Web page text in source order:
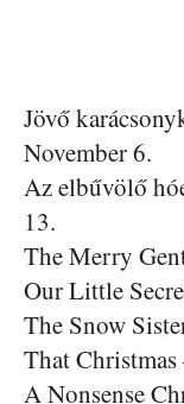
Jövő
November 6.
Az elbűvölő
13.
The Merry
Our Little
The Snow
That Christmas
A Nonsense